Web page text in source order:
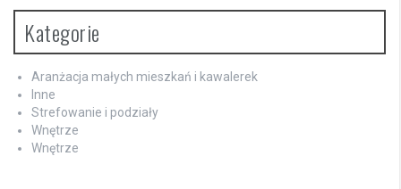
Kategorie
Aranżacja małych mieszkań i kawalerek
Inne
Strefowanie i podziały
Wnętrze
Wnętrze